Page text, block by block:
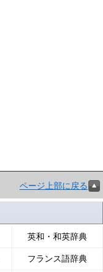
ページ上部に戻る
英和・和英辞典
フランス語辞典